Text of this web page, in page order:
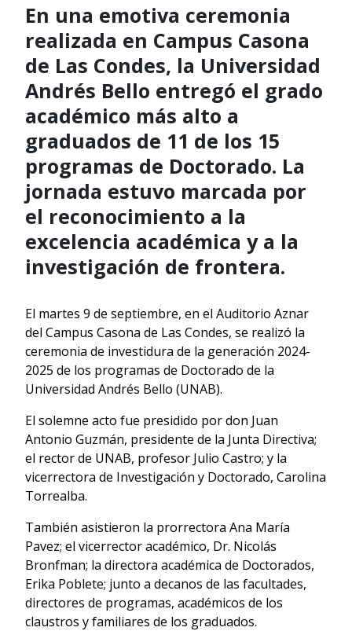
En una emotiva ceremonia
realizada en Campus Casona
de Las Condes, la Universidad
Andrés Bello entregó el grado
académico más alto a
graduados de 11 de los 15
programas de Doctorado. La
jornada estuvo marcada por
el reconocimiento a la
excelencia académica y a la
investigación de frontera.
El martes 9 de septiembre, en el Auditorio Aznar
del Campus Casona de Las Condes, se realizó la
ceremonia de investidura de la generación 2024-
2025 de los programas de Doctorado de la
Universidad Andrés Bello (UNAB).
El solemne acto fue presidido por don Juan
Antonio Guzmán, presidente de la Junta Directiva;
el rector de UNAB, profesor Julio Castro; y la
vicerrectora de Investigación y Doctorado, Carolina
Torrealba.
También asistieron la prorrectora Ana María
Pavez; el vicerrector académico, Dr. Nicolás
Bronfman; la directora académica de Doctorados,
Erika Poblete; junto a decanos de las facultades,
directores de programas, académicos de los
claustros y familiares de los graduados.